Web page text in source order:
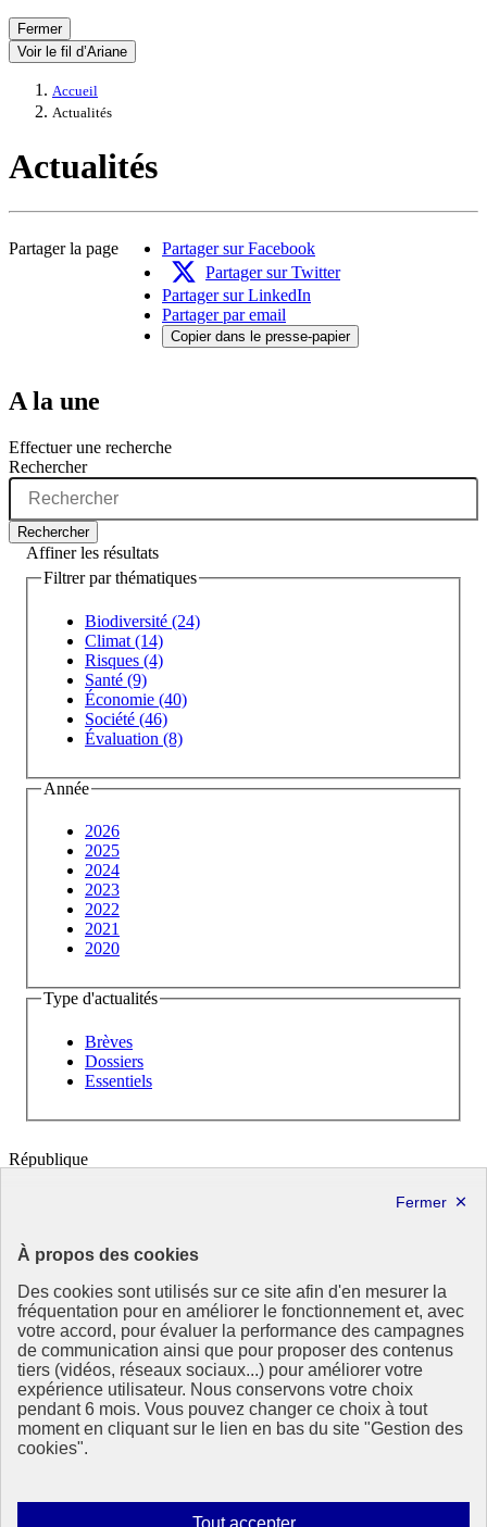
À propos des cookies
Des cookies sont utilisés sur ce site afin d'en mesurer la
fréquentation pour en améliorer le fonctionnement et, avec
votre accord, pour évaluer la performance des campagnes
de communication ainsi que pour proposer des contenus
tiers (vidéos, réseaux sociaux...) pour améliorer votre
expérience utilisateur. Nous conservons votre choix
pendant 6 mois. Vous pouvez changer ce choix à tout
moment en cliquant sur le lien en bas du site "Gestion des
cookies".
Tout accepterAutoriser
Fermer
Voir le fil d’Ariane
Accueil
Actualités
Actualités
Partager la page
Partager sur Facebook
Partager sur Twitter
Partager sur LinkedIn
Partager par email
Copier dans le presse-papier
A la une
Effectuer une recherche
Rechercher
Rechercher
Affiner les résultats
Filtrer par thématiques
Biodiversité (24)
Climat (14)
Risques (4)
Santé (9)
Économie (40)
Société (46)
Évaluation (8)
Année
2026
2025
2024
2023
2022
2021
2020
Type d'actualités
Brèves
Dossiers
Essentiels
République
utiles
info.gouv.fr- ouvre une nouvelle fenêtre
service-public.fr- ouvre une nouvelle fenêtre
legifrance.gouv.fr- ouvre une nouvelle fenêtre
data.gouv.fr- ouvre une nouvelle fenêtre
Partenaire
Partenaire principal : Eionet Portal
Accessibilité : totalement conforme